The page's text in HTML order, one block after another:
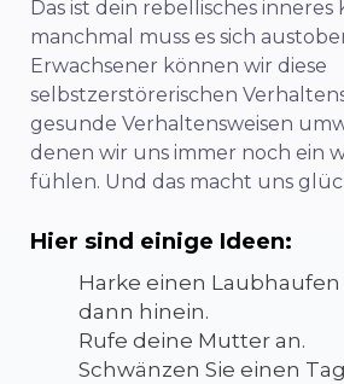
Das ist dein rebellisches inneres
manchmal muss es sich
Erwachsener können wir diese
selbstzerstörerischen
gesunde Verhaltensweisen
denen wir uns immer noch ein
fühlen. Und das macht uns
Hier sind einige Ideen:
Harke einen
dann hinein.
Rufe deine Mutter an.
Schwänzen Sie einen